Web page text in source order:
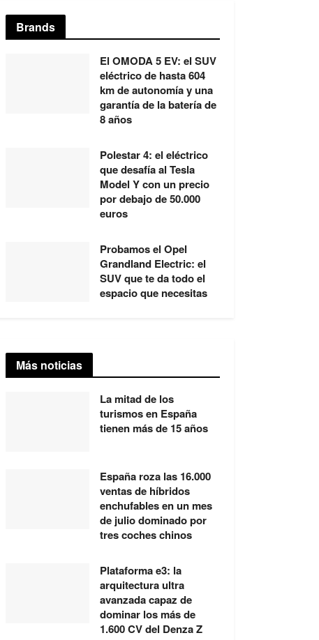
Brands
El OMODA 5 EV: el SUV
eléctrico de hasta 604
km de autonomía y una
garantía de la batería de
8 años
Polestar 4: el eléctrico
que desafía al Tesla
Model Y con un precio
por debajo de 50.000
euros
Probamos el Opel
Grandland Electric: el
SUV que te da todo el
espacio que necesitas
Más noticias
La mitad de los
turismos en España
tienen más de 15 años
España roza las 16.000
ventas de híbridos
enchufables en un mes
de julio dominado por
tres coches chinos
Plataforma e3: la
arquitectura ultra
avanzada capaz de
dominar los más de
1.600 CV del Denza Z